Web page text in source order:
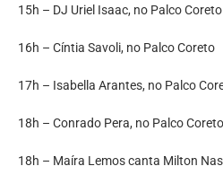
15h – DJ Uriel Isaac, no Palco Coreto
16h – Cíntia Savoli, no Palco Coreto
17h – Isabella Arantes, no Palco
18h – Conrado Pera, no Palco Coreto
18h – Maíra Lemos canta Milton